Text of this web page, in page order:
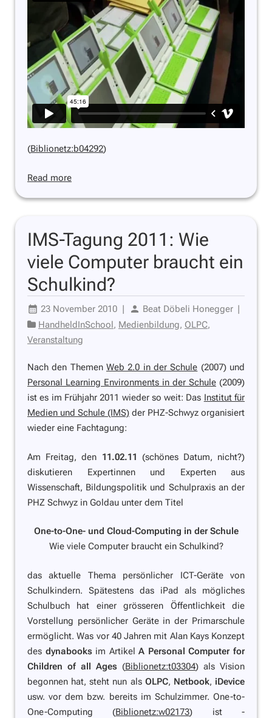
(Biblionetz:b04292)
Read more
IMS-Tagung 2011: Wie
viele Computer braucht ein
Schulkind?
23 November 2010 | Beat Döbeli Honegger |
HandheldInSchool, Medienbildung, OLPC,
Veranstaltung
Nach den Themen Web 2.0 in der Schule (2007) und
Personal Learning Environments in der Schule (2009)
ist es im Frühjahr 2011 wieder so weit: Das Institut für
Medien und Schule (IMS) der PHZ-Schwyz organisiert
wieder eine Fachtagung:
Am Freitag, den 11.02.11
(schönes Datum, nicht?)
diskutieren Expertinnen und Experten aus
Wissenschaft, Bildungspolitik und Schulpraxis an der
PHZ Schwyz in Goldau unter dem Titel
One-to-One- und Cloud-Computing in der Schule
Wie viele Computer braucht ein Schulkind?
das aktuelle Thema persönlicher ICT-Geräte von
Schulkindern. Spätestens das iPad als mögliches
Schulbuch hat einer grösseren Öffentlichkeit die
Vorstellung persönlicher Geräte in der Primarschule
ermöglicht. Was vor 40 Jahren mit Alan Kays Konzept
des dynabooksim ArtikelA Personal Computer for
Children of all Ages (Biblionetz:t03304) als Vision
begonnen hat, steht nun als OLPC, Netbook, iDevice
usw. vor dem bzw. bereits im Schulzimmer. One-to-
One-Computing (Biblionetz:w02173) ist -